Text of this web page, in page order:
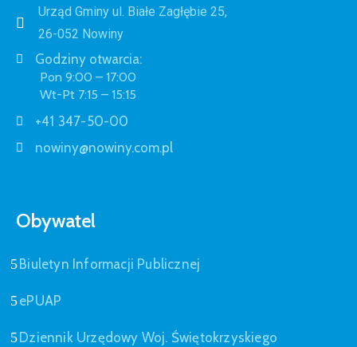
Urząd Gminy ul. Białe Zagłębie 25,
26-052 Nowiny
Godziny otwarcia:
Pon 9:00 – 17:00
Wt-Pt 7:15 – 15:15
+41 347-50-00
nowiny@nowiny.com.pl
Obywatel
Biuletyn Informacji Publicznej
ePUAP
Dziennik Urzędowy Woj. Świętokrzyskiego